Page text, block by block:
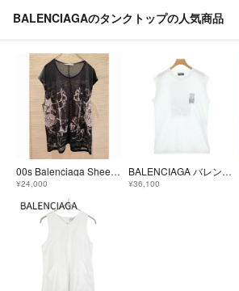
BALENCIAGAのタンクトップの人気商品
00s Balenciaga Sheer Graphic Print Top
¥24,000
BALENCIAGA バレンシアガ ノースリーブ M 白 【古着】【中古】【送料無料】
¥36,100